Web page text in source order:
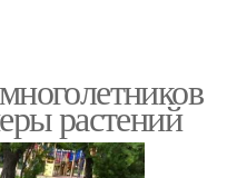
растений